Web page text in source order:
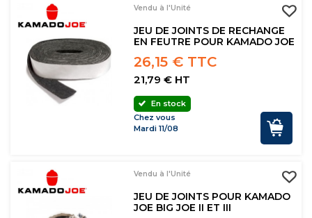
Vendu à l'Unité
JEU DE JOINTS DE RECHANGE
EN FEUTRE POUR KAMADO JOE
26,15 € TTC
21,79 € HT
En stock
Chez vous
Mardi 11/08
Vendu à l'Unité
JEU DE JOINTS POUR KAMADO
JOE BIG JOE II ET III